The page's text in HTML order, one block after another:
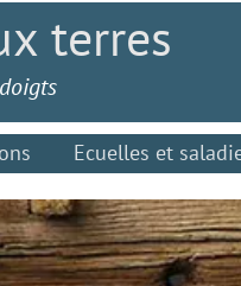
terres
Ecuelles et